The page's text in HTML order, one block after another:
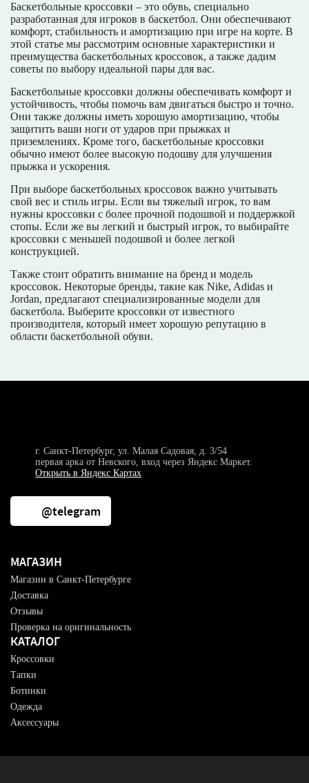
Баскетбольные кроссовки – это обувь, специально
разработанная для игроков в баскетбол. Они обеспечивают
комфорт, стабильность и амортизацию при игре на корте. В
этой статье мы рассмотрим основные характеристики и
преимущества баскетбольных кроссовок, а также дадим
советы по выбору идеальной пары для вас.
Баскетбольные кроссовки должны обеспечивать комфорт и
устойчивость, чтобы помочь вам двигаться быстро и точно.
Они также должны иметь хорошую амортизацию, чтобы
защитить ваши ноги от ударов при прыжках и
приземлениях. Кроме того, баскетбольные кроссовки
обычно имеют более высокую подошву для улучшения
прыжка и ускорения.
При выборе баскетбольных кроссовок важно учитывать
свой вес и стиль игры. Если вы тяжелый игрок, то вам
нужны кроссовки с более прочной подошвой и поддержкой
стопы. Если же вы легкий и быстрый игрок, то выбирайте
кроссовки с меньшей подошвой и более легкой
конструкцией.
Также стоит обратить внимание на бренд и модель
кроссовок. Некоторые бренды, такие как Nike, Adidas и
Jordan, предлагают специализированные модели для
баскетбола. Выберите кроссовки от известного
производителя, который имеет хорошую репутацию в
области баскетбольной обуви.
г. Санкт-Петербург, ул. Малая Садовая, д. 3/54
первая арка от Невского, вход через Яндекс Маркет.
Открыть в Яндекс Картах
@telegram
МАГАЗИН
Магазин в Санкт-Петербурге
Доставка
Отзывы
Проверка на оригинальность
КАТАЛОГ
Кроссовки
Тапки
Ботинки
Одежда
Аксессуары